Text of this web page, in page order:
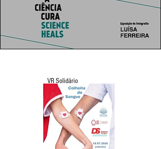
VR Solidário